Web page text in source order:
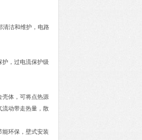
清洁和维护，电路
，过电流保护级
壳体，可将点热源
流动带走热量，散
能环保，壁式安装